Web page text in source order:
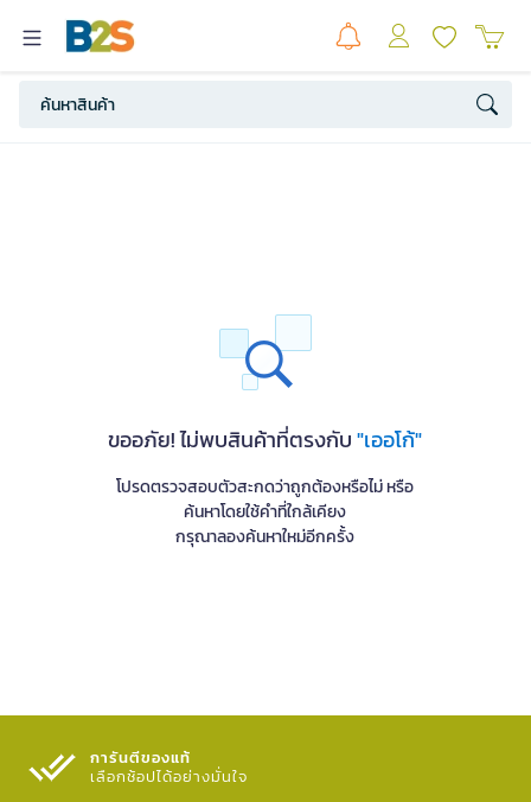
ขออภัย! ไม่พบสินค้าที่ตรงกับ"เออโก้"
โปรดตรวจสอบตัวสะกดว่าถูกต้องหรือไม่ หรือ
ค้นหาโดยใช้คำที่ใกล้เคียง
กรุณาลองค้นหาใหม่อีกครั้ง
การันตีของแท้
เลือกช้อปได้อย่างมั่นใจ​